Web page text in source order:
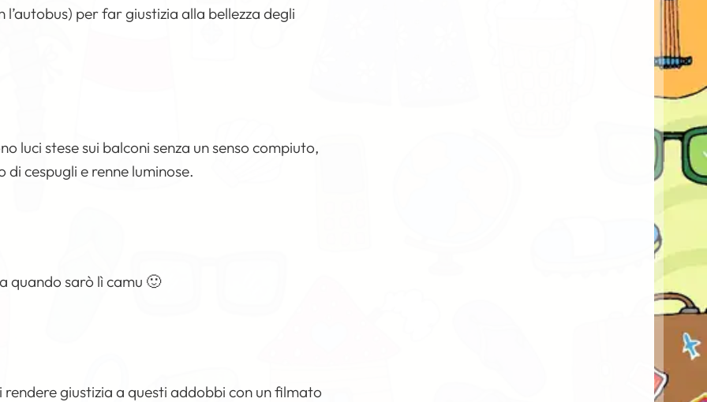
per far giustizia alla bellezza degli
luci stese sui balconi senza un senso compiuto,
cespugli e renne luminose.
quando sarò lì camu 🙂
giustizia a questi addobbi con un filmato